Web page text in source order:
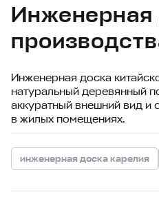
Инженерная
Инженерная доска
натуральный деревянный
аккуратный внешний вид и
в жилых помещениях.
инженерная доска карелия